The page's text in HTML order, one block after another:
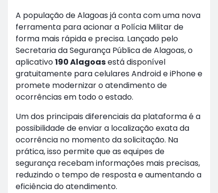
A população de Alagoas já conta com uma nova
ferramenta para acionar a Polícia Militar de
forma mais rápida e precisa. Lançado pelo
Secretaria da Segurança Pública de Alagoas, o
aplicativo190 Alagoasestá disponível
gratuitamente para celulares Android e iPhone e
promete modernizar o atendimento de
ocorrências em todo o estado.
Um dos principais diferenciais da plataforma é a
possibilidade de enviar a localização exata da
ocorrência no momento da solicitação. Na
prática, isso permite que as equipes de
segurança recebam informações mais precisas,
reduzindo o tempo de resposta e aumentando a
eficiência do atendimento.